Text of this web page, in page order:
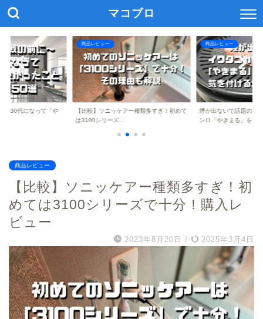
マコブロ
ー種類多すぎ！初めて
商品レビュー
煙が出ないで話題のイワタニのカセットコ
ンロ「やきまる」を...
商品レビュー
【アマゾン】インドア
アのススメ！部屋の...
商品レビュー
【比較】ソニッケアー種類多すぎ！初
めては3100シリーズで十分！購入レ
ビュー
2023年8月20日 / 2025年3月4日